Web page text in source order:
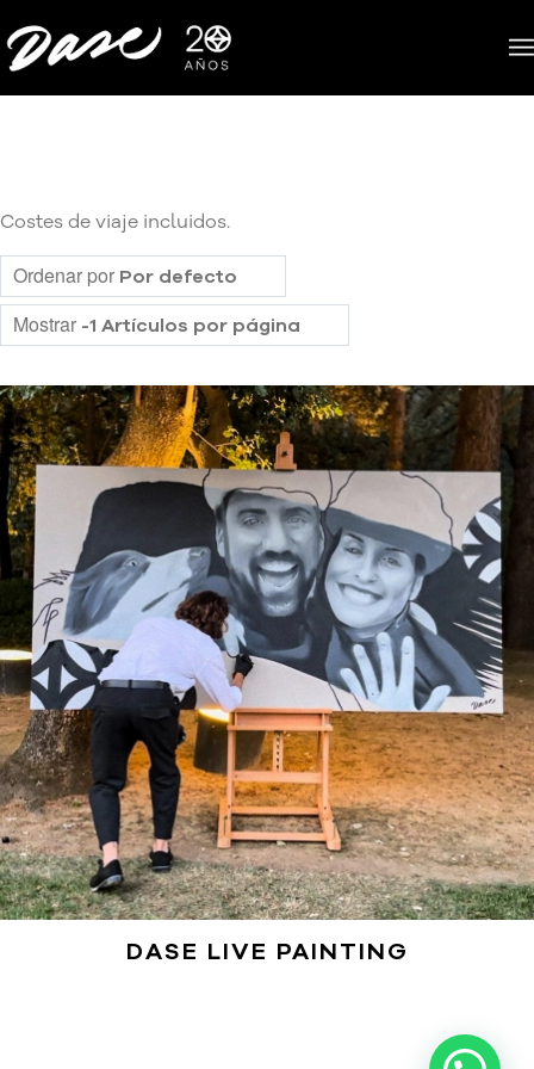
Costes de viaje incluidos.
Ordenar por Por defecto
Mostrar -1 Artículos por página
DASE LIVE PAINTING